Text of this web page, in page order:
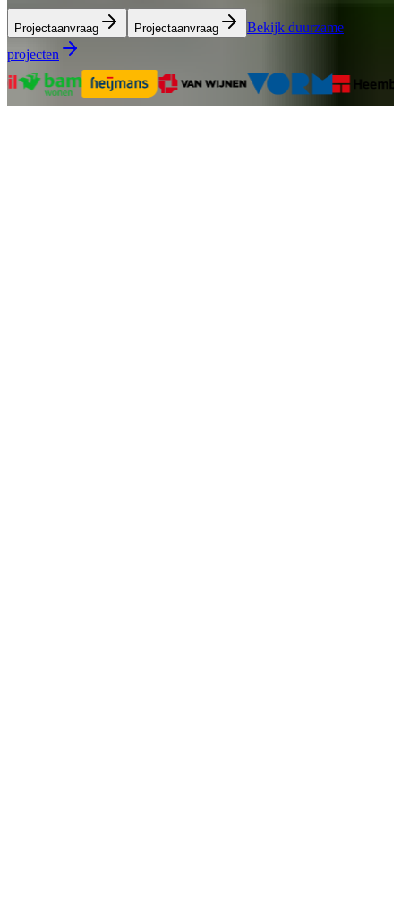
Projectaanvraag Projectaanvraag
Bekijk duurzame
projecten